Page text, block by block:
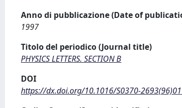
Anno di pubblicazione (Date of
1997
Titolo del periodico (Journal title)
PHYSICS LETTERS. SECTION B
DOI
https://dx.doi.org/10.1016/S0370-